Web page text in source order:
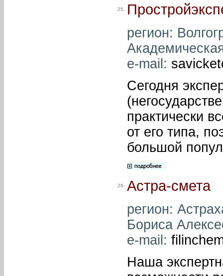
25.
регион:
e-mail:
Сегодня
практически
от его типа,
большой
26. Астра-смета
регион:
Бориса
e-mail:
Наша